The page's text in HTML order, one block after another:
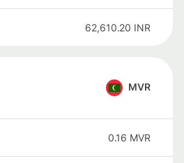
62,610.20 INR
MVR
0.16 MVR